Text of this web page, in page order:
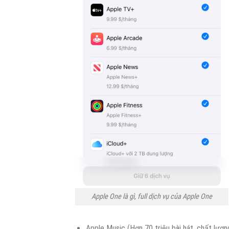
Apple One là gì, full dịch vụ của Apple One